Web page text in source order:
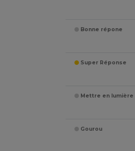
Bonne répone
Super Réponse
Mettre en lumière
Gourou